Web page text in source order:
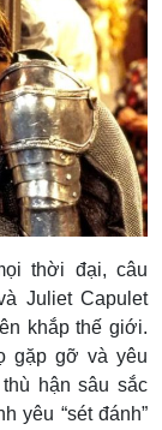
thời đại, câu
Juliet Capulet
khắp thế giới.
gặp gỡ và yêu
hận sâu sắc
yêu “sét đánh”